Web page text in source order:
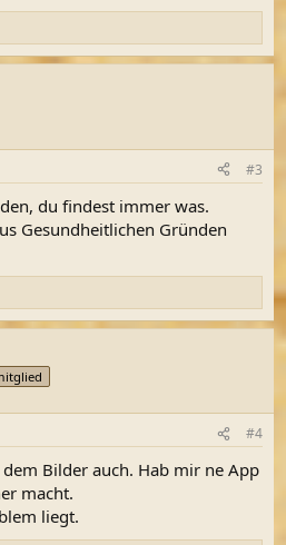
#3
du findest immer was.
Gesundheitlichen Gründen
#4
Bilder auch. Hab mir ne App
macht.
liegt.